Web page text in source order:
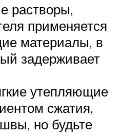
растворы,
применяется
материалы, в
задерживает
утепляющие
сжатия,
но будьте